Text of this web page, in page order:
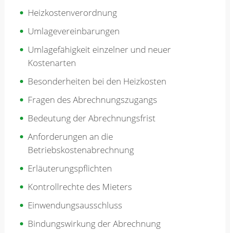
Heizkostenverordnung
Umlagevereinbarungen
Umlagefähigkeit einzelner und neuer
Kostenarten
Besonderheiten bei den Heizkosten
Fragen des Abrechnungszugangs
Bedeutung der Abrechnungsfrist
Anforderungen an die
Betriebskostenabrechnung
Erläuterungspflichten
Kontrollrechte des Mieters
Einwendungsausschluss
Bindungswirkung der Abrechnung